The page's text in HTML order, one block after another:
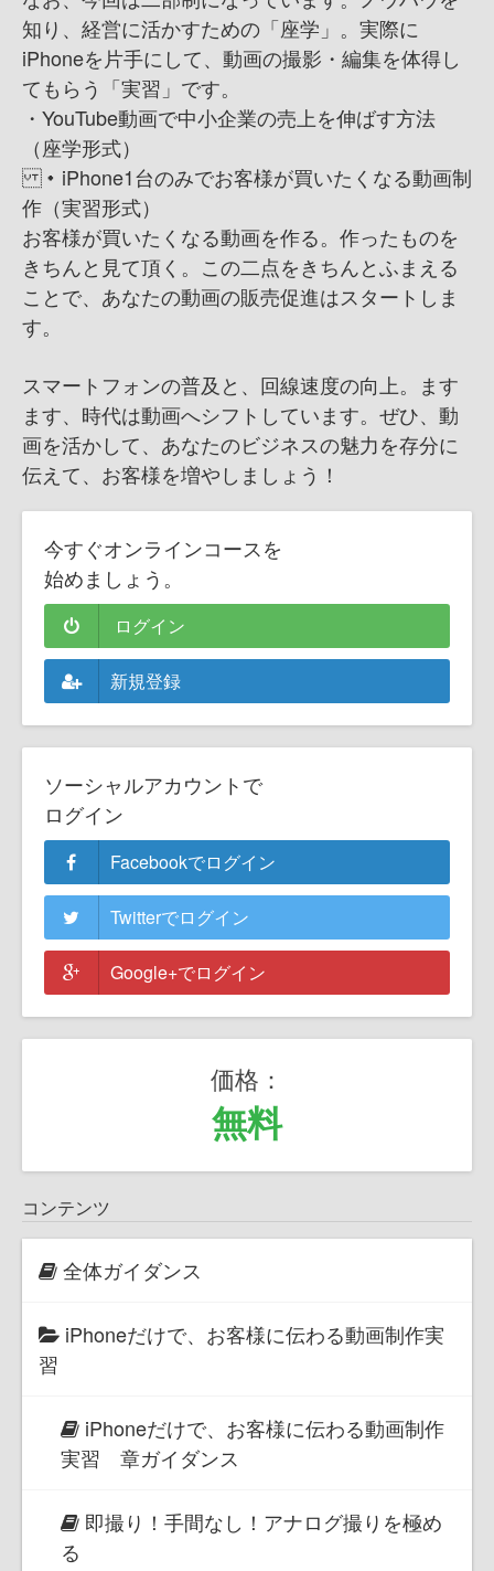
知り、経営に活かすための「座学」。 実際に
iPhoneを片手にして、動画の撮影・編集を体得し
てもらう「実習」です。
・YouTube動画で中小企業の売上を伸ばす方法
（座学形式）
・iPhone1台のみでお客様が買いたくなる動画制
作（実習形式）
お客様が買いたくなる動画を作る。作ったものを
きちんと見て頂く。この二点をきちんとふまえる
ことで、あなたの動画の販売促進はスタートしま
す。
スマートフォンの普及と、回線速度の向上。ます
ます、時代は動画へシフトしています。ぜひ、動
画を活かして、あなたのビジネスの魅力を存分に
伝えて、お客様を増やしましょう！
今すぐオンラインコースを
始めましょう。
ログイン
新規登録
ソーシャルアカウントで
ログイン
Facebookでログイン
Twitterでログイン
Google+でログイン
価格：
無料
コンテンツ
全体ガイダンス
iPhoneだけで、お客様に伝わる動画制作実
習
iPhoneだけで、お客様に伝わる動画制作
実習 章ガイダンス
即撮り！手間なし！アナログ撮りを極め
る